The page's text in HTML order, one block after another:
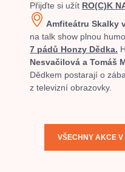
Přijďte si užít RO(C)K
Amfiteátru Skalky
na talk show plnou
7 pádů Honzy Dědka.
Nesvačilová a Tomáš
Dědkem postarají o
z televizní obrazovky.
VŠECHNY AKCE V